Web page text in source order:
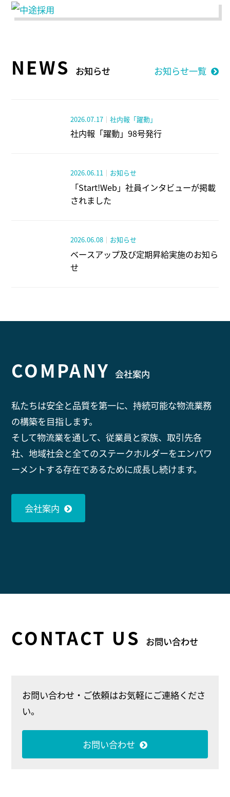
NEWS お知らせ お知らせ一覧
2026.07.17 ｜社内報「躍動」
社内報「躍動」98号発行
2026.06.11 ｜ お知らせ
「Start!Web」社員インタビューが掲載
されました
2026.06.08 ｜ お知らせ
ベースアップ及び定期昇給実施のお知ら
せ
COMPANY 会社案内
私たちは安全と品質を第一に、持続可能な物流業務
の構築を目指します。
そして物流業を通して、従業員と家族、取引先各
社、地域社会と全てのステークホルダーをエンパワ
ーメントする存在であるために成長し続けます。
会社案内
CONTACT US お問い合わせ
お問い合わせ・ご依頼はお気軽にご連絡くださ
い。
お問い合わせ